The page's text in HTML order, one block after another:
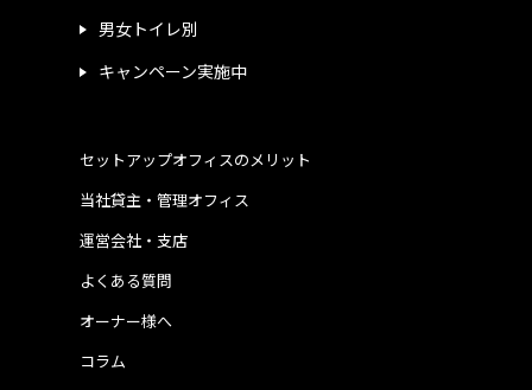
男女トイレ別
キャンペーン実施中
運営会社・支店
よくある質問
当社貸主・管理オフィス
オーナー様へ
コラム
セットアップオフィスのメリット